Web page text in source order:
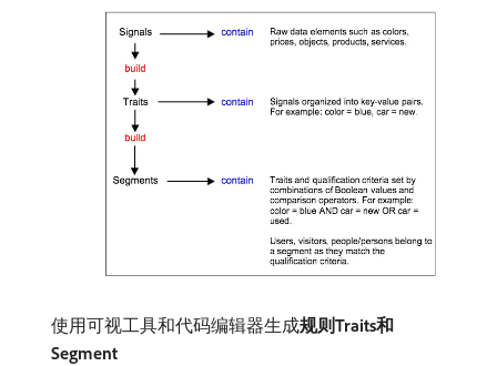
使用可视工具和代码编辑器生成​规则Traits和
Segment